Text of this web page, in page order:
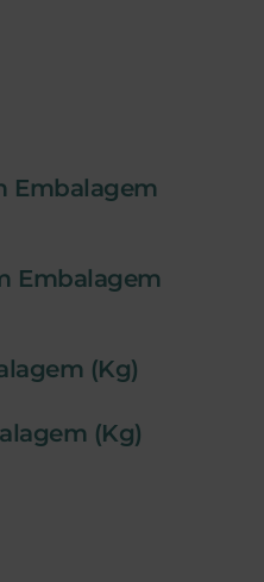
Embalagem
Embalagem
(Kg)
(Kg)